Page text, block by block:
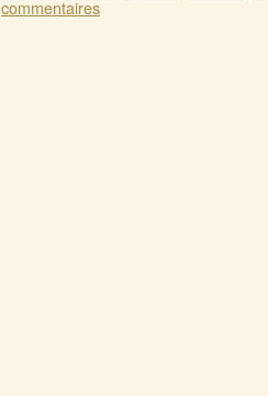
commentaires